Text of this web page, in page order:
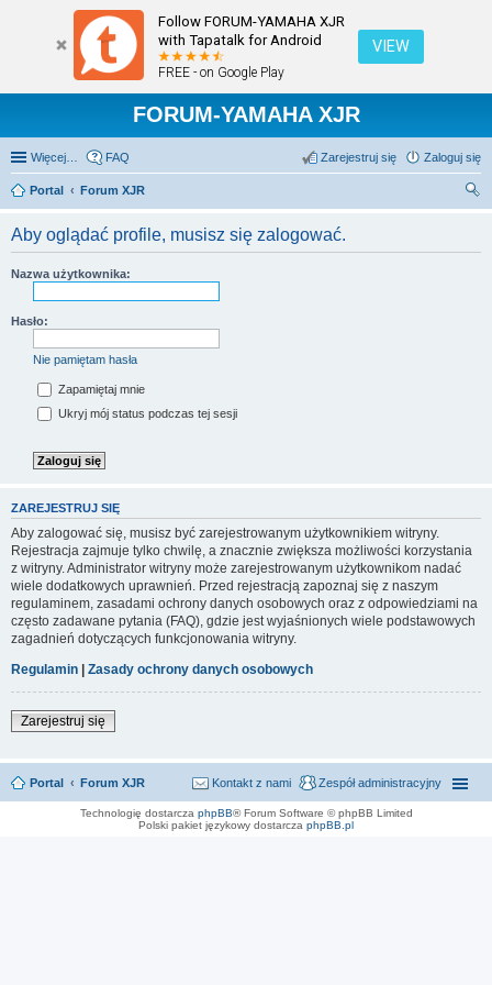
Follow FORUM-YAMAHA XJR
with Tapatalk for Android
FREE - on Google Play
VIEW
FORUM-YAMAHA XJR
Więcej… FAQ Zaloguj się
Zarejestruj się
Portal
Forum XJR
Aby oglądać profile, musisz się zalogować.
Nazwa użytkownika:
Hasło:
Nie pamiętam hasła
Zapamiętaj mnie
Ukryj mój status podczas tej sesji
ZAREJESTRUJ SIĘ
Aby zalogować się, musisz być zarejestrowanym użytkownikiem witryny.
Rejestracja zajmuje tylko chwilę, a znacznie zwiększa możliwości korzystania
z witryny. Administrator witryny może zarejestrowanym użytkownikom nadać
wiele dodatkowych uprawnień. Przed rejestracją zapoznaj się z naszym
regulaminem, zasadami ochrony danych osobowych oraz z odpowiedziami na
często zadawane pytania (FAQ), gdzie jest wyjaśnionych wiele podstawowych
zagadnień dotyczących funkcjonowania witryny.
Regulamin
Zasady ochrony danych osobowych
Zarejestruj się
Portal Forum XJR Zespół administracyjny
Kontakt z nami
Technologię dostarcza phpBB® Forum Software © phpBB Limited
Polski pakiet językowy dostarcza phpBB.pl